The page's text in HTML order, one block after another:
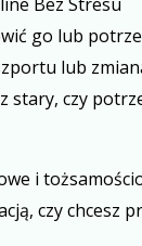
go lub
lub
czy
i
czy chcesz